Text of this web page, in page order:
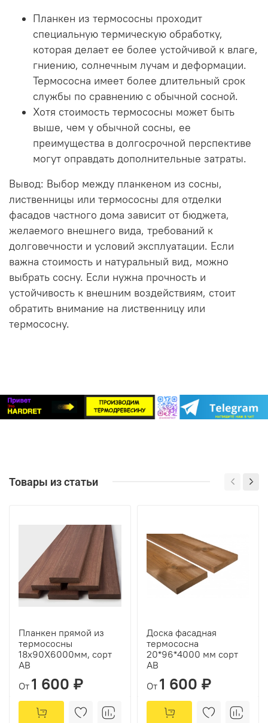
Планкен из термососны проходит
специальную термическую обработку,
которая делает ее более устойчивой к влаге,
гниению, солнечным лучам и деформации.
Термососна имеет более длительный срок
службы по сравнению с обычной сосной.
Хотя стоимость термососны может быть
выше, чем у обычной сосны, ее
преимущества в долгосрочной перспективе
могут оправдать дополнительные затраты.
Вывод: Выбор между планкеном из сосны,
лиственницы или термососны для отделки
фасадов частного дома зависит от бюджета,
желаемого внешнего вида, требований к
долговечности и условий эксплуатации. Если
важна стоимость и натуральный вид, можно
выбрать сосну. Если нужна прочность и
устойчивость к внешним воздействиям, стоит
обратить внимание на лиственницу или
термососну.
Товары из статьи
Планкен прямой из
термососны
18х90Х6000мм, сорт
АВ
От 1 600 ₽
Доска фасадная
термососна
20*96*4000 мм сорт
АВ
От 1 600 ₽